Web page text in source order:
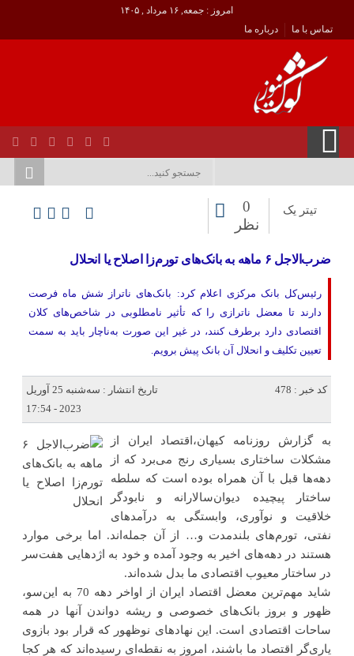
امروز : جمعه, ۱۶ مرداد , ۱۴۰۵
تماس با ما
درباره ما
تیتر یک
0
نظر
ضرب‌الاجل ۶ ماهه به بانک‌های تورم‌زا اصلاح یا انحلال
رئیس‌کل بانک مرکزی اعلام کرد: بانک‌های ناتراز شش ماه فرصت
دارند تا معضل ناترازی را که تأثیر نامطلوبی در شاخص‌های کلان
اقتصادی دارد برطرف کنند، در غیر این صورت به‌ناچار باید به سمت
تعیین تکلیف و انحلال آن بانک پیش برویم.
کد خبر : 478
تاریخ انتشار : سه‌شنبه 25 آوریل
2023 - 17:54
به گزارش روزنامه کیهان،اقتصاد ایران از
مشکلات ساختاری بسیاری رنج می‌برد که از
دهه‌ها قبل با آن همراه بوده است که سلطه
ساختار پیچیده دیوان‌سالارانه و نابودگر
خلاقیت و نوآوری، وابستگی به درآمدهای
نفتی، تورم‌های بلندمدت و… از آن جمله‌اند. اما برخی موارد
هستند در دهه‌های اخیر به وجود آمده و خود به اژدهایی هفت‌سر
در ساختار معیوب اقتصادی ما بدل شده‌اند.
شاید مهم‌ترین معضل اقتصاد ایران از اواخر دهه 70 به این‌سو،
ظهور و بروز بانک‌های خصوصی و ریشه دواندن آنها در همه
ساحات اقتصادی است. این نهادهای نوظهور که قرار بود بازوی
یاری‌گر اقتصاد ما باشند، امروز به نقطه‌ای رسیده‌اند که هر کجا